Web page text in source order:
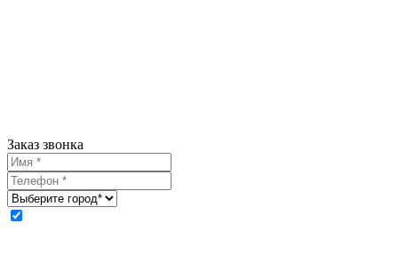
Заказ звонка